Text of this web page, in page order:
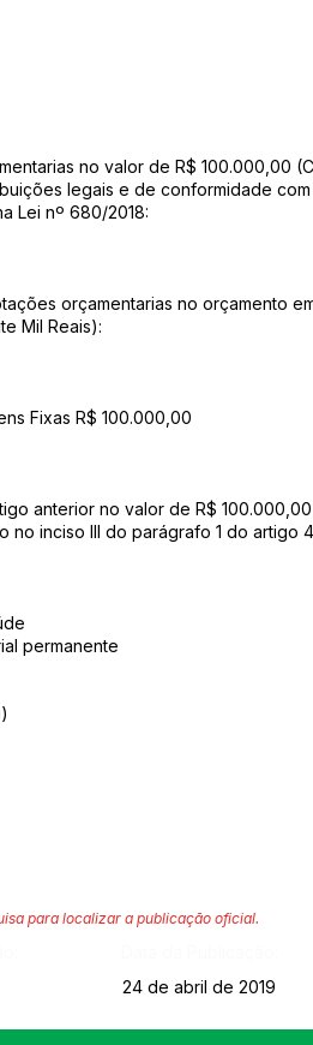
no valor de R$ 100.000,00
legais e de conformidade
Lei nº 680/2018:
orçamentarias no orçamento
Mil Reais):
Fixas R$ 100.000,00
anterior no valor de R$
inciso III do parágrafo 1 do artigo
permanente
para localizar a publicação oficial.
24 de abril de 2019